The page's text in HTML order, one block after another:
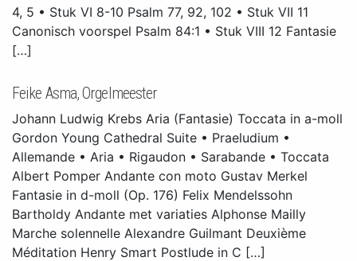
4, 5 • Stuk VI 8-10 Psalm 77, 92, 102 • Stuk VII 11
Canonisch voorspel Psalm 84:1 • Stuk VIII 12 Fantasie
[…]
Feike Asma, Orgelmeester
Johann Ludwig Krebs Aria (Fantasie) Toccata in a-moll
Gordon Young Cathedral Suite • Praeludium •
Allemande • Aria • Rigaudon • Sarabande • Toccata
Albert Pomper Andante con moto Gustav Merkel
Fantasie in d-moll (Op. 176) Felix Mendelssohn
Bartholdy Andante met variaties Alphonse Mailly
Marche solennelle Alexandre Guilmant Deuxième
Méditation Henry Smart Postlude in C […]